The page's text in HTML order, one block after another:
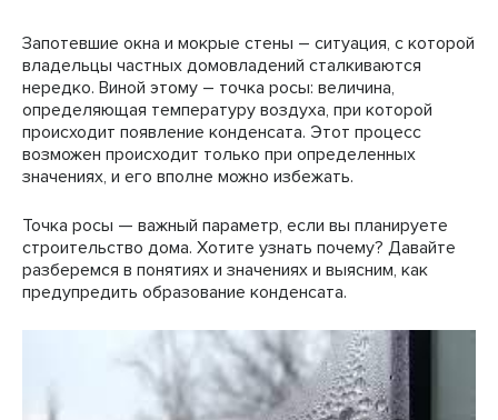
Запотевшие окна и мокрые стены – ситуация, с которой
владельцы частных домовладений сталкиваются
нередко. Виной этому – точка росы: величина,
определяющая температуру воздуха, при которой
происходит появление конденсата. Этот процесс
возможен происходит только при определенных
значениях, и его вполне можно избежать.
Точка росы — важный параметр, если вы планируете
строительство дома. Хотите узнать почему? Давайте
разберемся в понятиях и значениях и выясним, как
предупредить образование конденсата.